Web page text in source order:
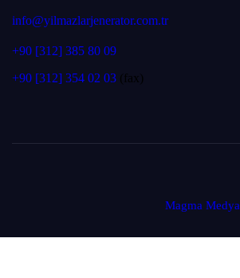
info@yilmazlarjenerator.com.tr
+90 [312] 385 80 09
+90 [312] 354 02 03 (fax)
Magma Medya